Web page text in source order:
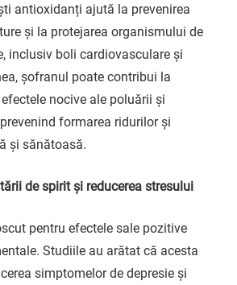
antioxidanți ajută la prevenirea
și la protejarea organismului de
inclusiv boli cardiovasculare și
șofranul poate contribui la
nocive ale poluării și
formarea ridurilor și
și sănătoasă.
de spirit și reducerea stresului
pentru efectele sale pozitive
Studiile au arătat că acesta
simptomelor de depresie și